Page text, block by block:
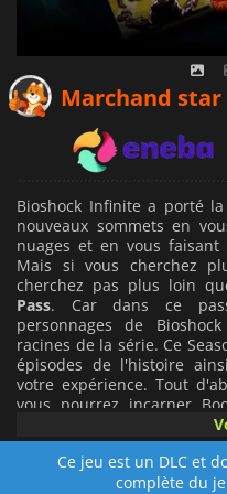
Marchand star
Bioshock Infinite a porté
nouveaux sommets en
nuages et en vous
Mais si vous cherchez
cherchez pas plus loin
Pass. Car dans ce
personnages de
racines de la série. Ce
épisodes de l'histoire
votre expérience. Tout
vous pourrez incarner
rendent à Rapture. C'est
commencé est de retour.
sa chute. Vous le
Bioshock Infinite et
Ce jeu est un DLC et
complète du